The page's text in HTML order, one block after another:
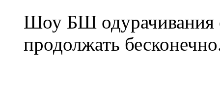
Шоу БШ одурачивания
продолжать